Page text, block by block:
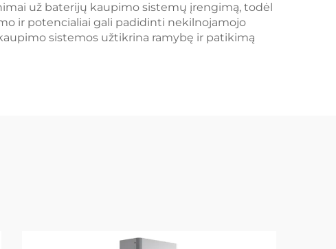
už baterijų kaupimo sistemų įrengimą, todėl
ir potencialiai gali padidinti nekilnojamojo
sistemos užtikrina ramybę ir patikimą